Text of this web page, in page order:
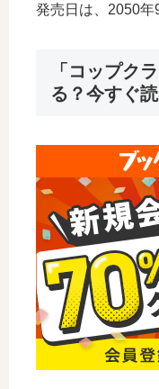
発売日は、2050年
「コップク
る？今すぐ